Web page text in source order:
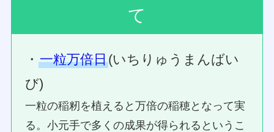
て
・一粒万倍日(いちりゅうまんばい
び)
一粒の稲籾を植えると万倍の稲穂となって実
る。小元手で多くの成果が得られるというこ